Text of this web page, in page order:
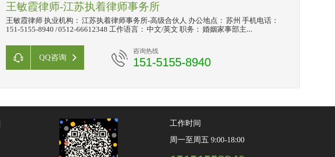
王敏霞律师-江苏执着律师事务所
王敏霞律师 执业机构： 江苏执着律师事务所-高级合伙人 办公地点： 苏州 手机电话：
151-5155-8940 / 0512-66612348 工作语言： 中文/英文 职务： 婚姻家事部主...
QQ咨询
咨询热线
151-5155-8940
工作时间
周一至周五 9:00-18:00